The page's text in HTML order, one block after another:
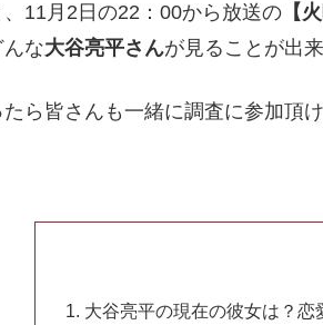
、11月2日の22：00から放送の 【
な大谷亮平さんが見ることが出
たら皆さんも一緒に調査に参加頂
大谷亮平の現在の彼女は？恋